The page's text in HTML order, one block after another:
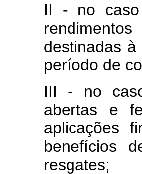
II - no caso
destinadas
período de
III - no
abertas e
aplicações
benefícios
resgates;